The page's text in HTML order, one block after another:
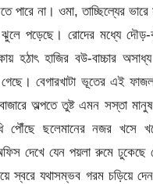
না। ওমা, তাচ্ছিল্যের ভারে
ঝুলে পড়েছে। রোদের মধ্যে
হঠাৎ হাজির বউ-বাচ্চার
গেছে। বেগারখাটা ভূতের এই
অল্পতে তুষ্ট এমন সস্তা
পৌঁছে ছলেমানের নজর খসে
দেখে যেন পয়লা রুমে
স্বরে যথাসম্ভব গরম চড়িয়ে